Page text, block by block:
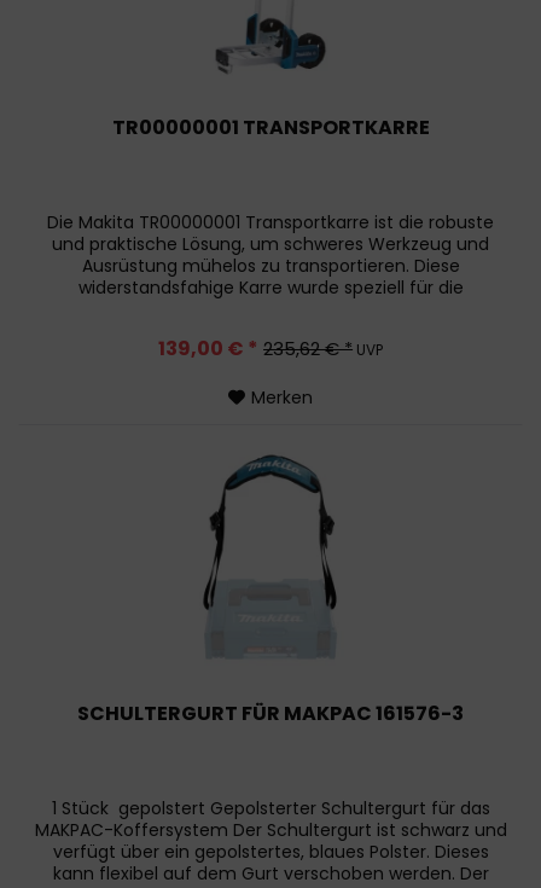
TR00000001 TRANSPORTKARRE
Die Makita TR00000001 Transportkarre ist die robuste
und praktische Lösung, um schweres Werkzeug und
Ausrüstung mühelos zu transportieren. Diese
widerstandsfahige Karre wurde speziell für die
139,00 € * 235,62 € * UVP
Merken
SCHULTERGURT FÜR MAKPAC 161576-3
1 Stück  gepolstert Gepolsterter Schultergurt für das
MAKPAC-Koffersystem Der Schultergurt ist schwarz und
verfügt über ein gepolstertes, blaues Polster. Dieses
kann flexibel auf dem Gurt verschoben werden. Der